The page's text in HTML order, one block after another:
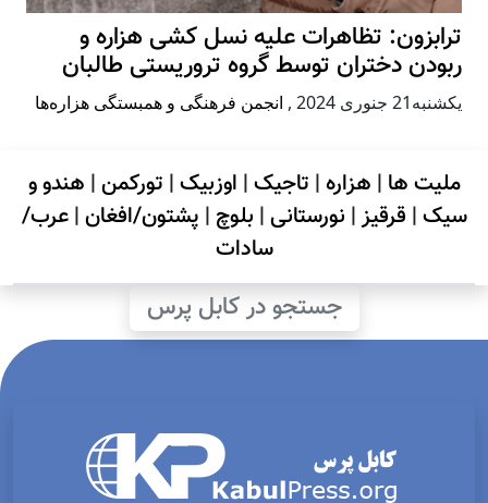
ترابزون: تظاهرات علیه نسل کشی هزاره و
ربودن دختران توسط گروه تروریستی طالبان
يكشنبه21 جنوری 2024 , انجمن فرهنگی و همبستگی هزاره‌ها
ملیت ها | هزاره| تاجیک| اوزبیک| تورکمن| هندو و
سیک| قرقیز| نورستانی| بلوچ | پشتون/افغان|عرب/
سادات
جستجو در کابل پرس